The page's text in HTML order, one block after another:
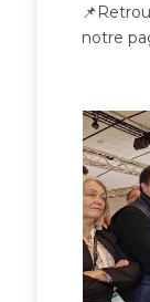
notre